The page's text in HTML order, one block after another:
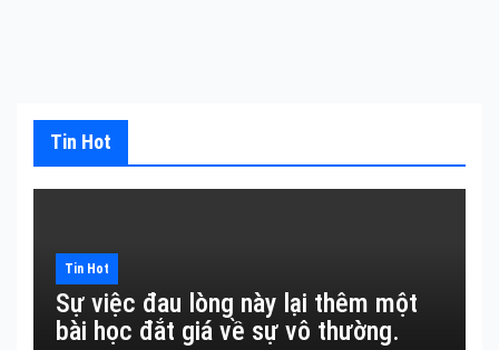
Tin Hot
Tin Hot
Sự việc đau lòng này lại thêm một
bài học đắt giá về sự vô thường.